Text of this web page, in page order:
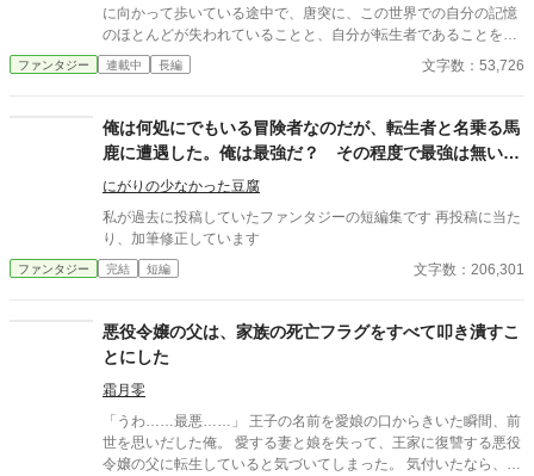
に向かって歩いている途中で、唐突に、この世界での自分の記憶
のほとんどが失われていることと、自分が転生者であることを理
解した。 思い出せた前世の記憶は、自分の名前と好きだった手芸
のこと、家族関係が原因で学校というたくさん人がいるところで
いた。 これは空き家の管理をすることを条件に祖父母の所有する
小さな家に住むことを許された、10歳の少女の‟日常生活”を綴っ
ただけの物語である。 前世の記憶が混ざったことで言葉遣いが子
どもらしくないことがありますが、温かい目で見守っていただけ
ると嬉しいです。 執筆の息抜きに、ふと思いついた主人公で書き
始めたお話です。 好きしか詰め込んでいませんが、楽しんでいた
だけると幸いです。 ※画像はAIに描いてもらいましたが、文章は
100％自分で書いています。
ファンタジー 連載中 長編 文字数：53,726
俺は何処にでもいる冒険者なのだが、転生者と名乗る馬
鹿に遭遇した。俺は最強だ？ その程度で最強は無いだ
ろうよ などのファンタジー短編集
にがりの少なかった豆腐
私が過去に投稿していたファンタジーの短編集です 再投稿に当た
り、加筆修正しています
ファンタジー 完結 短編 文字数：206,301
悪役令嬢の父は、家族の死亡フラグをすべて叩き潰すこ
とにした
霜月零
「うわ……最悪……」 王子の名前を愛娘の口からきいた瞬間、前
世を思いだした俺。 愛する妻と娘を失って、王家に復讐する悪役
令嬢の父に転生していると気づいてしまった。 気付いたなら、妻